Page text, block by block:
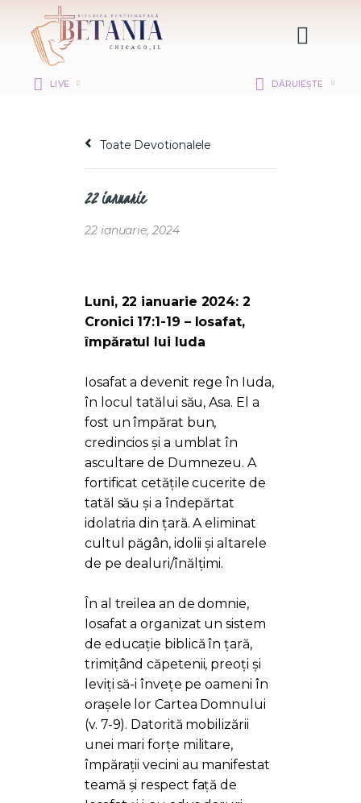
LIVE DĂRUIEȘTE
DEPARTAMENTE
RESURSE
CONTACT
INFORMAȚII
BETHANY CHRISTIAN
LOGIN MEMBER
PORTAL
Toate Devotionalele
22 ianuarie
22 ianuarie, 2024
Luni, 22 ianuarie 2024: 2
Cronici 17:1-19 – Iosafat,
împăratul lui Iuda
Iosafat a devenit rege în Iuda,
în locul tatălui său, Asa. El a
fost un împărat bun,
credincios și a umblat în
ascultare de Dumnezeu. A
fortificat cetățile cucerite de
tatăl său și a îndepărtat
idolatria din țară. A eliminat
cultul păgân, idolii și altarele
de pe dealuri/înălțimi.
În al treilea an de domnie,
Iosafat a organizat un sistem
de educație biblică în țară,
trimițând căpetenii, preoți și
leviți să-i învețe pe oameni în
orașele lor Cartea Domnului
(v. 7-9). Datorită mobilizării
unei mari forțe militare,
împărații vecini au manifestat
teamă și respect față de